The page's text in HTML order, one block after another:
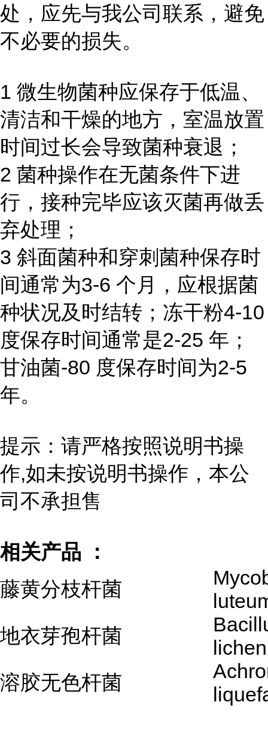
处，应先与我公司联系，避免
不必要的损失。
1 微生物菌种应保存于低温、
清洁和干燥的地方，室温放置
时间过长会导致菌种衰退；
2 菌种操作在无菌条件下进
行，接种完毕应该灭菌再做丢
弃处理；
3 斜面菌种和穿刺菌种保存时
间通常为3-6 个月，应根据菌
种状况及时结转；冻干粉4-10
度保存时间通常是2-25 年；
甘油菌-80 度保存时间为2-5
年。
提示：请严格按照说明书操
作,如未按说明书操作，本公
司不承担售
相关产品 ：
藤黄分枝杆菌
地衣芽孢杆菌
溶胶无色杆菌